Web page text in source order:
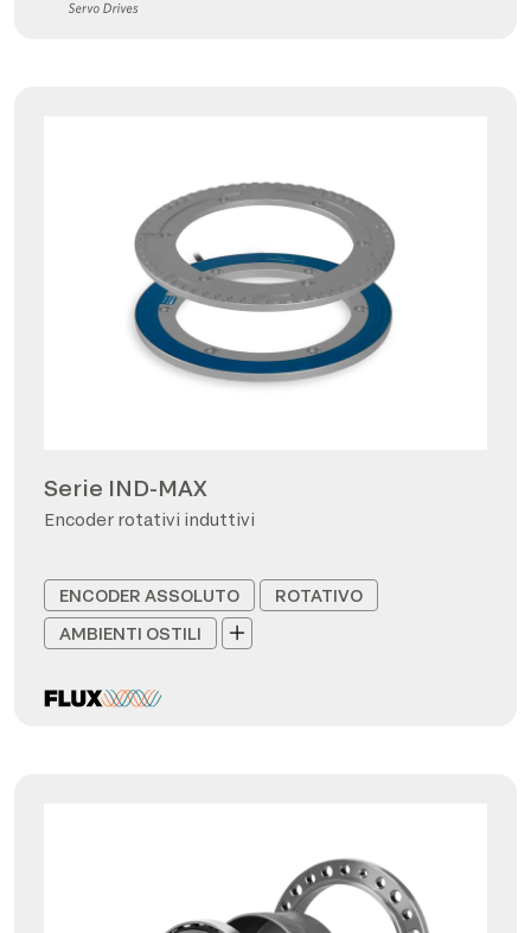
Serie IND-MAX
Encoder rotativi induttivi
ENCODER ASSOLUTO
ROTATIVO
AMBIENTI OSTILI